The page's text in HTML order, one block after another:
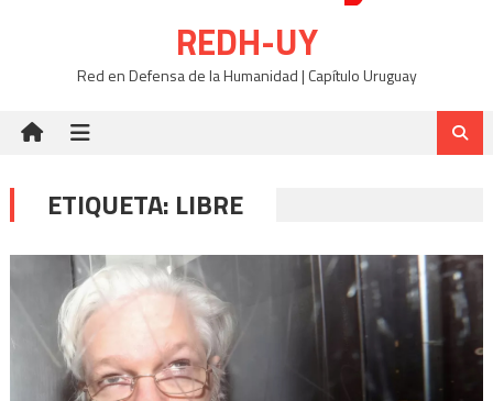
REDH-UY
Red en Defensa de la Humanidad | Capítulo Uruguay
ETIQUETA: LIBRE